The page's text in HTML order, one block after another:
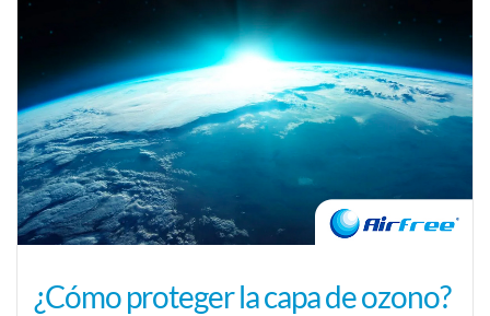
¿Cómo proteger la capa de ozono?